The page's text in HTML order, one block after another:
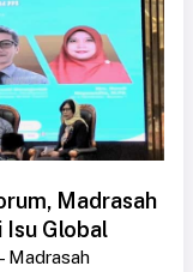
Madrasah
Isu Global
Madrasah